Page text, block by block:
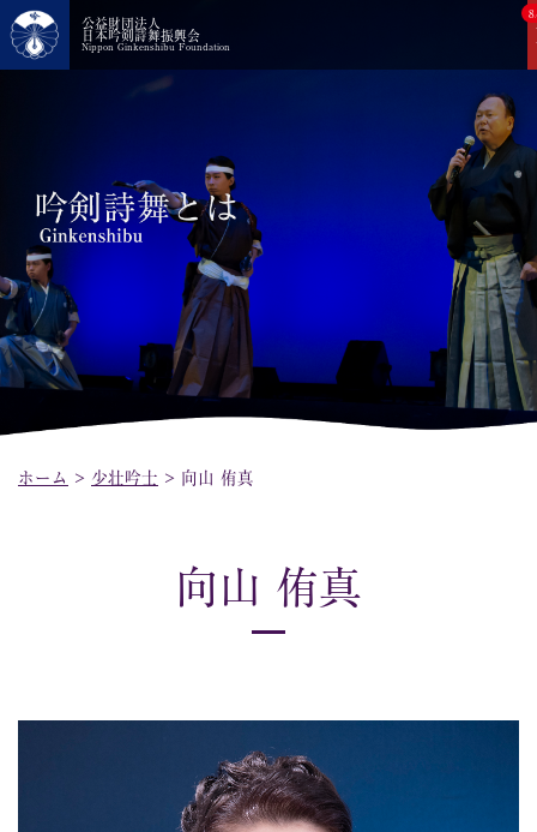
公益財団法人
日本吟剣詩舞振興会
Nippon Ginkenshibu Foundation
ホーム > 少壮吟士 > 向山 侑真
向山 侑真